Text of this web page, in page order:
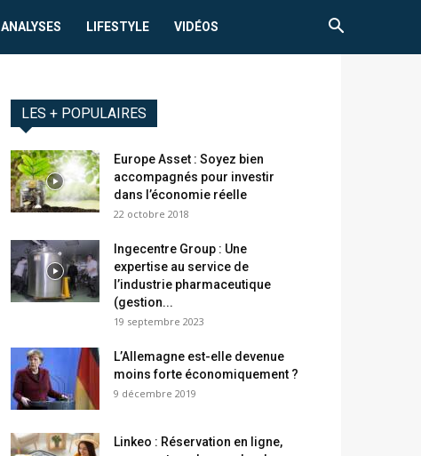
ANALYSES LIFESTYLE VIDÉOS
LES + POPULAIRES
Europe Asset : Soyez bien
accompagnés pour investir
dans l’économie réelle
22 octobre 2018
Ingecentre Group : Une
expertise au service de
l’industrie pharmaceutique
(gestion...
19 septembre 2023
L’Allemagne est-elle devenue
moins forte économiquement ?
9 décembre 2019
Linkeo : Réservation en ligne,